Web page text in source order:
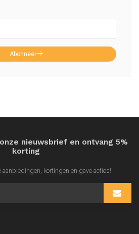
Abonneer
nieuwsbrief en ontvang 5%
korting
kortingen en gave acties!